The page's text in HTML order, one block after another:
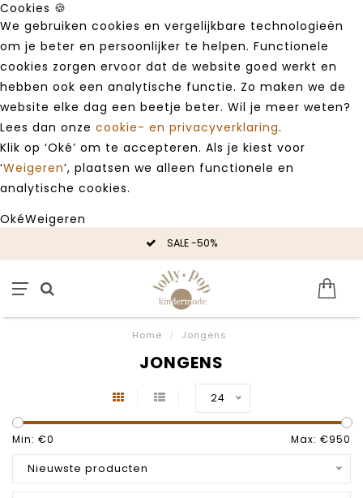
Cookies 🍪
We gebruiken cookies en vergelijkbare technologieën
om je beter en persoonlijker te helpen. Functionele
cookies zorgen ervoor dat de website goed werkt en
hebben ook een analytische functie. Zo maken we de
website elke dag een beetje beter. Wil je meer weten?
Lees dan onze cookie- en privacyverklaring.
Klik op ‘Oké’ om te accepteren. Als je kiest voor
‘Weigeren’, plaatsen we alleen functionele en
analytische cookies.
OkéWeigeren
SALE -50%
Home / Jongens
JONGENS
24
Min: €0 Max: €950
Nieuwste producten